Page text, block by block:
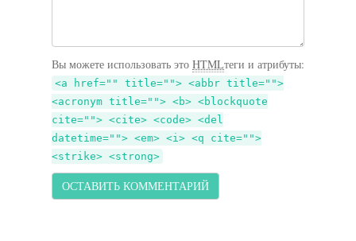
Вы можете использовать это HTMLтеги и атрибуты:
<a href="" title=""> <abbr title="">
<acronym title=""> <b> <blockquote
cite=""> <cite> <code> <del
datetime=""> <em> <i> <q cite="">
<strike> <strong>